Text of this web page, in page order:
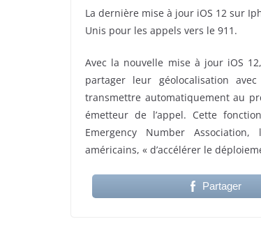
La dernière mise à jour iOS 12 sur
Unis pour les appels vers le 911.
Avec la nouvelle mise à jour iOS
partager leur géolocalisation
transmettre automatiquement au
émetteur de l’appel. Cette
Emergency Number
américains, « d’accélérer le
Partager